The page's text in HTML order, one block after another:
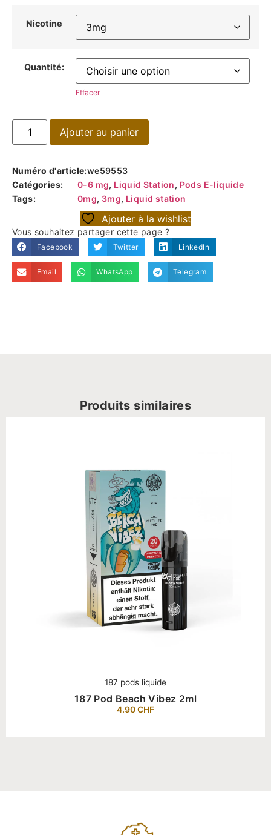
Nicotine
Quantité:
Effacer
Ajouter au panier
Numéro d'article:we59553
Catégories:
0-6 mg, Liquid Station, Pods E-liquide
Tags:
0mg, 3mg, Liquid station
Ajouter à la wishlist
Vous souhaitez partager cette page ?
Facebook Twitter LinkedIn
Email WhatsApp Telegram
Produits similaires
187 pods liquide
187 Pod Beach Vibez 2ml
4.90CHF